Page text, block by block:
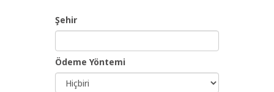
Şehir
Ödeme Yöntemi